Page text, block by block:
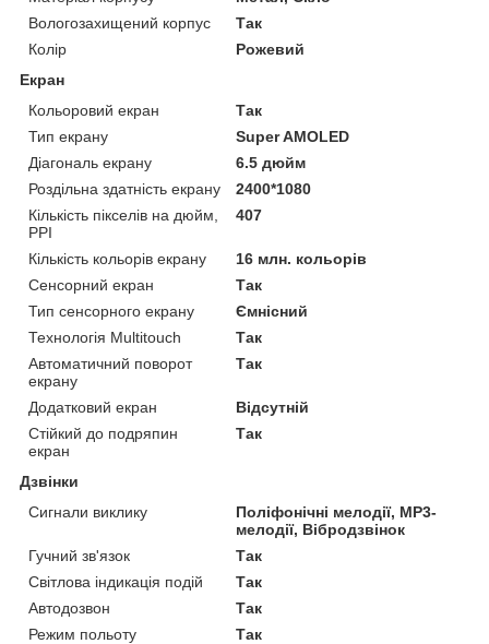
Вологозахищений корпус
Так
Колір
Рожевий
Екран
Кольоровий екран
Так
Тип екрану
Super AMOLED
Діагональ екрану
6.5 дюйм
Роздільна здатність екрану
2400*1080
Кількість пікселів на дюйм,
PPI
407
Кількість кольорів екрану
16 млн. кольорів
Сенсорний екран
Так
Тип сенсорного екрану
Ємнісний
Технологія Multitouch
Так
Автоматичний поворот
екрану
Так
Додатковий екран
Відсутній
Стійкий до подряпин
екран
Так
Дзвінки
Сигнали виклику
Поліфонічні мелодії, MP3-
мелодії, Вібродзвінок
Гучний зв'язок
Так
Світлова індикація подій
Так
Автодозвон
Так
Режим польоту
Так